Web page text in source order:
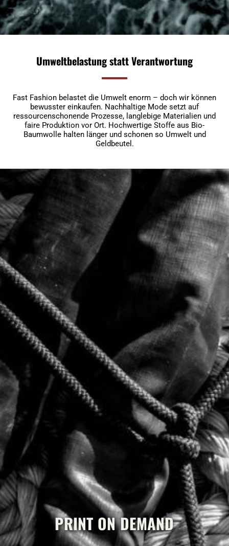
Umweltbelastung statt Verantwortung
Fast Fashion belastet die Umwelt enorm – doch wir können
bewusster einkaufen. Nachhaltige Mode setzt auf
ressourcenschonende Prozesse, langlebige Materialien und
faire Produktion vor Ort. Hochwertige Stoffe aus Bio-
Baumwolle halten länger und schonen so Umwelt und
Geldbeutel.
PRINT ON DEMAND